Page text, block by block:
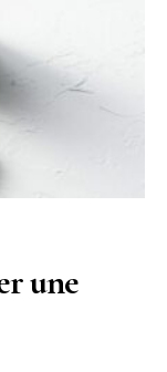
une